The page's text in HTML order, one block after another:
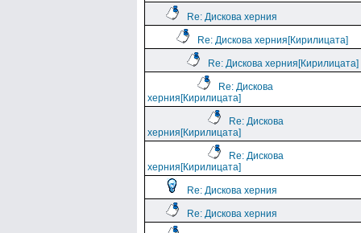
Re: Дискова херния
Re: Дискова херния[Кирилицата]
Re: Дискова херния[Кирилицата]
Re: Дискова
херния[Кирилицата]
Re: Дискова
херния[Кирилицата]
Re: Дискова
херния[Кирилицата]
Re: Дискова херния
Re: Дискова херния